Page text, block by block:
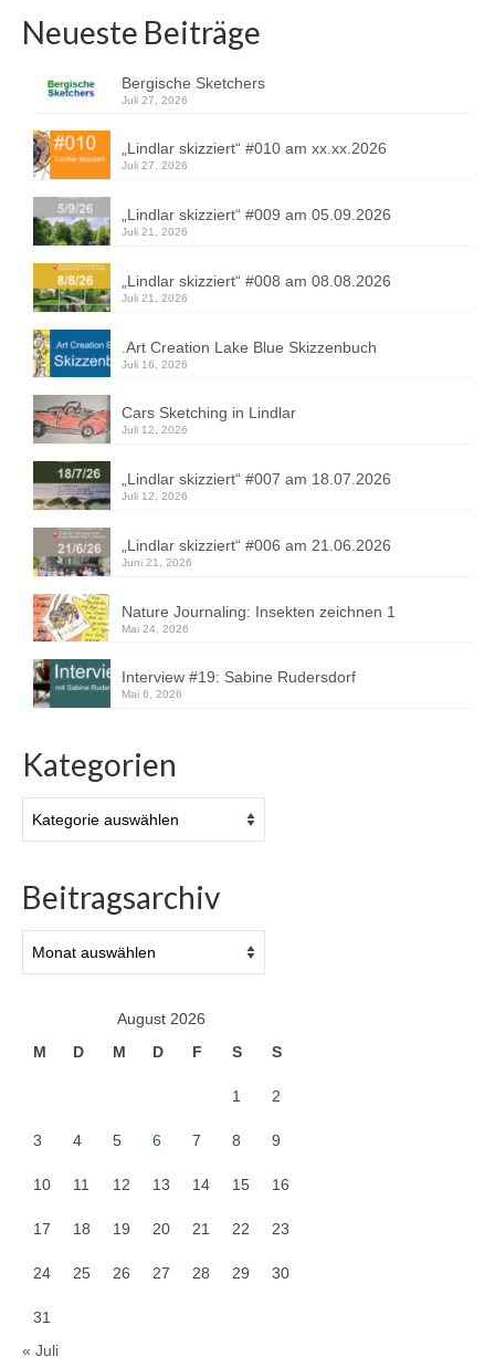
Neueste Beiträge
Bergische Sketchers
Juli 27, 2026
„Lindlar skizziert“ #010 am xx.xx.2026
Juli 27, 2026
„Lindlar skizziert“ #009 am 05.09.2026
Juli 21, 2026
„Lindlar skizziert“ #008 am 08.08.2026
Juli 21, 2026
.Art Creation Lake Blue Skizzenbuch
Juli 16, 2026
Cars Sketching in Lindlar
Juli 12, 2026
„Lindlar skizziert“ #007 am 18.07.2026
Juli 12, 2026
„Lindlar skizziert“ #006 am 21.06.2026
Juni 21, 2026
Nature Journaling: Insekten zeichnen 1
Mai 24, 2026
Interview #19: Sabine Rudersdorf
Mai 6, 2026
Kategorien
Beitragsarchiv
August 2026
M
D M D F S S
1 2
3 4 5 6 7 8 9
10 11 12 13 14 15 16
17 18 19 20 21 22 23
24 25 26 27 28 29 30
31
« Juli